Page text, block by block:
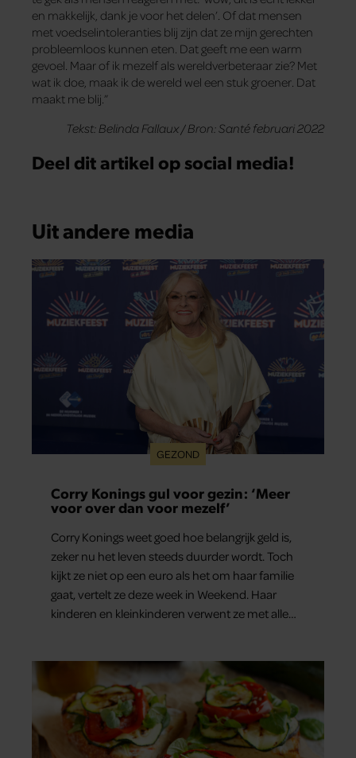
en makkelijk, dank je voor het delen’. Of dat mensen
met voedselintoleranties blij zijn dat ze mijn gerechten
probleemloos kunnen eten. Dat geeft me een warm
gevoel. Maar of ik mezelf als wereldverbeteraar zie? Met
wat ik doe, maak ik de wereld wel een stuk groener. Dat
maakt me blij.”
Tekst: Belinda Fallaux / Bron: Santé februari 2022
Deel dit artikel op social media!
Uit andere media
GEZOND
Corry Konings gul voor gezin: ‘Meer
voor over dan voor mezelf’
Corry Konings weet goed hoe belangrijk geld is,
zeker nu het leven steeds duurder wordt. Toch
kijkt ze niet op een euro als het om haar familie
gaat, vertelt ze deze week in Weekend. Haar
kinderen en kleinkinderen verwent ze met alle